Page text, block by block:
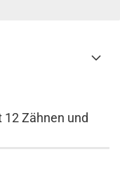
12 Zähnen und